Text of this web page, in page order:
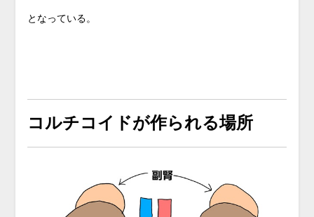
となっている。
コルチコイドが作られる場所